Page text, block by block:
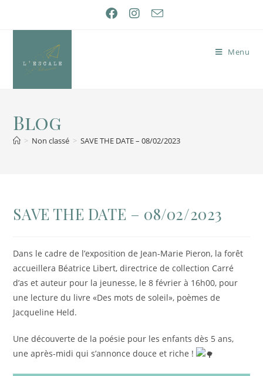
Menu
Blog
> Non classé > SAVE THE DATE – 08/02/2023
SAVE THE DATE – 08/02/2023
Dans le cadre de l’exposition de Jean-Marie Pieron, la forêt
accueillera Béatrice Libert, directrice de collection Carré
d’as et auteur pour la jeunesse, le 8 février à 16h00, pour
une lecture du livre «Des mots de soleil», poèmes de
Jacqueline Held.
Une découverte de la poésie pour les enfants dès 5 ans,
une après-midi qui s’annonce douce et riche !